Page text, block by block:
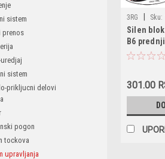
sistem
prenos
sistem
prikljucni delovi
pogon
tockova
upravljanja
3RG Sku:
110051910
Silen
B6
301.00